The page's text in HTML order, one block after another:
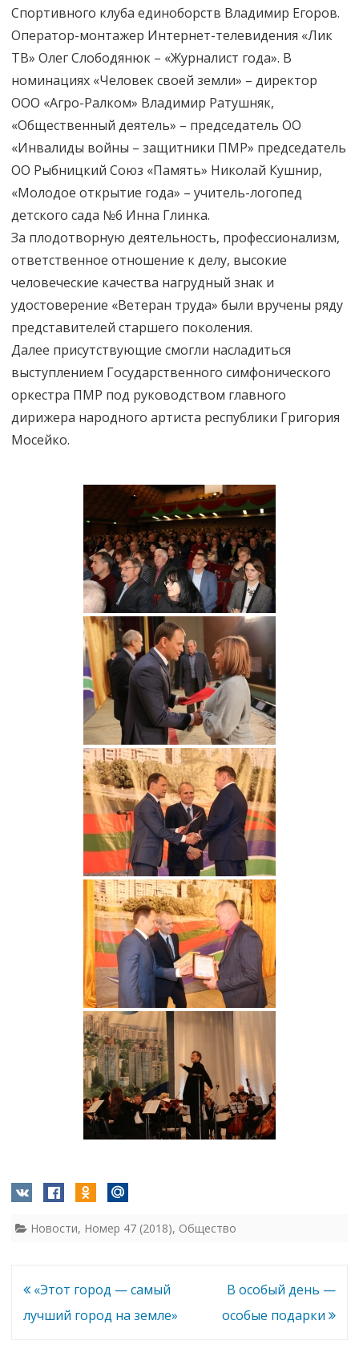
Спортивного клуба единоборств Владимир Егоров.
Оператор-монтажер Интернет-телевидения «Лик
ТВ» Олег Слободянюк – «Журналист года». В
номинациях «Человек своей земли» – директор
ООО «Агро-Ралком» Владимир Ратушняк,
«Общественный деятель» – председатель ОО
«Инвалиды войны – защитники ПМР» председатель
ОО Рыбницкий Союз «Память» Николай Кушнир,
«Молодое открытие года» – учитель-логопед
детского сада №6 Инна Глинка.
За плодотворную деятельность, профессионализм,
ответственное отношение к делу, высокие
человеческие качества нагрудный знак и
удостоверение «Ветеран труда» были вручены ряду
представителей старшего поколения.
Далее присутствующие смогли насладиться
выступлением Государственного симфонического
оркестра ПМР под руководством главного
дирижера народного артиста республики Григория
Мосейко.
Новости, Номер 47 (2018), Общество
Навигация
по
«Этот город — самый
лучший город на земле»
В особый день —
особые подарки